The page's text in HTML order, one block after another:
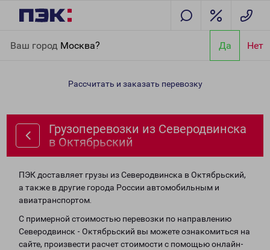
Ваш город Москва? Да Нет
Октябрьский
Рассчитать и заказать перевозку
Грузоперевозки из Северодвинска
в Октябрьский
ПЭК доставляет грузы из Северодвинска в Октябрьский,
а также в другие города России автомобильным и
авиатранспортом.
С примерной стоимостью перевозки по направлению
Северодвинск - Октябрьский вы можете ознакомиться на
сайте, произвести расчет стоимости с помощью онлайн-